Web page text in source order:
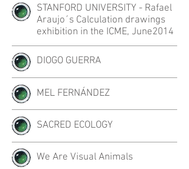
STANFORD UNIVERSITY - Rafael
Araujo´s Calculation drawings
exhibition in the ICME, June2014
DIOGO GUERRA
MEL FERNÁNDEZ
SACRED ECOLOGY
We Are Visual Animals